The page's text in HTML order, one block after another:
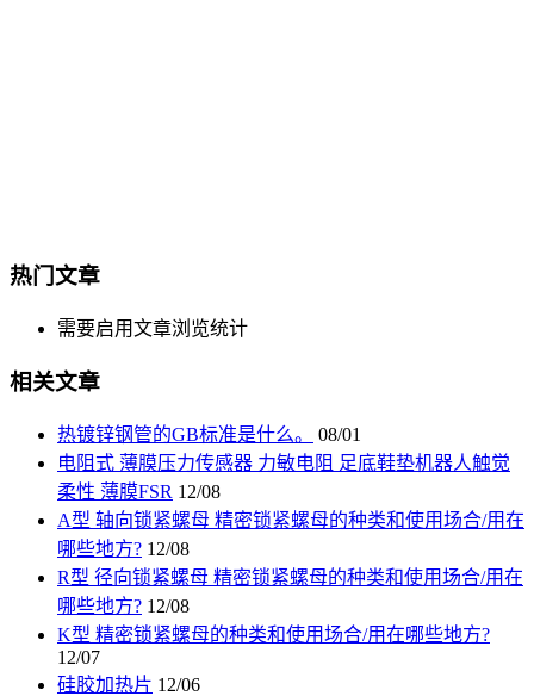
热门文章
需要启用文章浏览统计
相关文章
热镀锌钢管的GB标准是什么。
08/01
电阻式 薄膜压力传感器 力敏电阻 足底鞋垫机器人触觉
柔性 薄膜FSR 12/08
A型 轴向锁紧螺母 精密锁紧螺母的种类和使用场合/用在
哪些地方? 12/08
R型 径向锁紧螺母 精密锁紧螺母的种类和使用场合/用在
哪些地方? 12/08
K型 精密锁紧螺母的种类和使用场合/用在哪些地方?
12/07
硅胶加热片 12/06